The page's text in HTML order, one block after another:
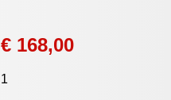
€ 168,00
1